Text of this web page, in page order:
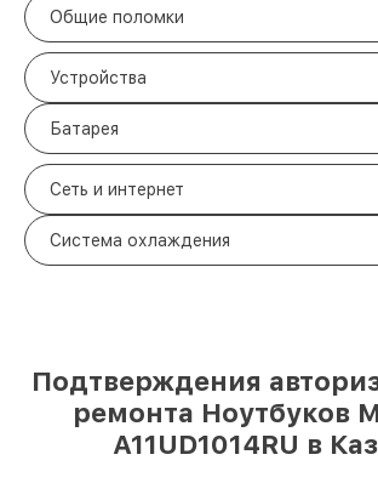
Общие поломки
Устройства
Батарея
Сеть и интернет
Система охлаждения
Подтверждения
ремонта Ноутбуков
A11UD1014RU в